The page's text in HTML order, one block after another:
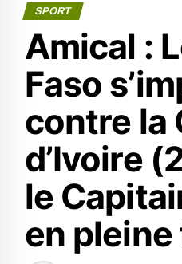
SPORT
Amical :
Faso
contre la
d’Ivoire
le
en pleine